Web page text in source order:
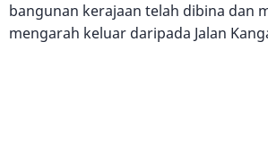
bangunan kerajaan telah dibina dan
mengarah keluar daripada Jalan